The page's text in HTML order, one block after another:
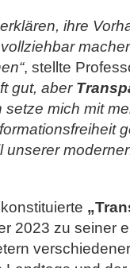
ihre
, stellte
gut, aber
mich mit
2023 zu seiner